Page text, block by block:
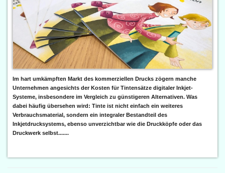
Im hart umkämpften Markt des kommerziellen Drucks zögern manche
Unternehmen angesichts der Kosten für Tintensätze digitaler Inkjet-
Systeme, insbesondere im Vergleich zu günstigeren Alternativen. Was
dabei häufig übersehen wird: Tinte ist nicht einfach ein weiteres
Verbrauchsmaterial, sondern ein integraler Bestandteil des
Inkjetdrucksystems, ebenso unverzichtbar wie die Druckköpfe oder das
Druckwerk selbst.......